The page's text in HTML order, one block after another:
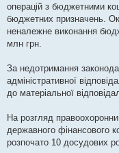
операцій з бюджетними
бюджетних призначень.
неналежне виконання
млн грн.
За недотримання
адміністративної
до матеріальної
На розгляд
державного фінансового
розпочато 10 досудових